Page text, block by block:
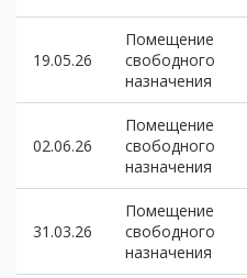
19.05.26
Помещение
свободного
назначения
02.06.26
Помещение
свободного
назначения
31.03.26
Помещение
свободного
назначения